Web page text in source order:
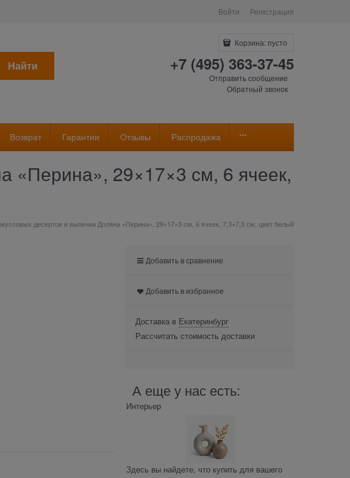
Войти Регистрация
Найти
Корзина: пусто
+7 (495) 363-37-45
Отправить сообщение
Обратный звонок
Возврат Гарантии Отзывы Распродажа
«Перина», 29×17×3 см, 6 ячеек,
десертов и выпечки Доляна «Перина», 29×17×3 см, 6 ячеек, 7,3×7,3 см, цвет белый
Добавить в сравнение
Добавить в избранное
Доставка в Екатеринбург
Рассчитать стоимость доставки
А еще у нас есть:
Интерьер
Здесь вы найдете, что купить для вашего